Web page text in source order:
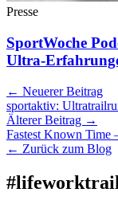
Presse
SportWoche
Ultra-
← Neuerer Beitrag
sportaktiv:
Älterer Beitrag →
Fastest Known Time
← Zurück zum Blog